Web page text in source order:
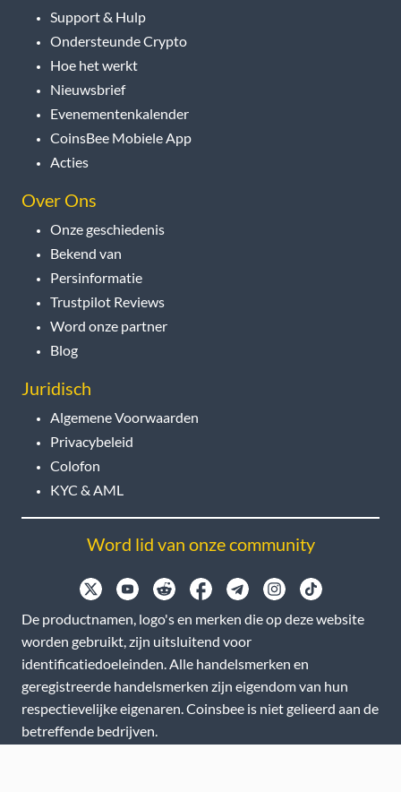
Support & Hulp
Ondersteunde Crypto
Hoe het werkt
Nieuwsbrief
Evenementenkalender
CoinsBee Mobiele App
Acties
Over Ons
Onze geschiedenis
Bekend van
Persinformatie
Trustpilot Reviews
Word onze partner
Blog
Juridisch
Algemene Voorwaarden
Privacybeleid
Colofon
KYC & AML
Word lid van onze community
De productnamen, logo's en merken die op deze website
worden gebruikt, zijn uitsluitend voor
identificatiedoeleinden. Alle handelsmerken en
geregistreerde handelsmerken zijn eigendom van hun
respectievelijke eigenaren. Coinsbee is niet gelieerd aan de
betreffende bedrijven.